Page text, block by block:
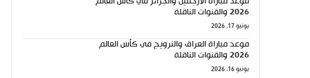
2026 والقنوات الناقلة
يونيو 17, 2026
موعد مباراة العراق والنرويج في كأس العالم
2026 والقنوات الناقلة
يونيو 16, 2026